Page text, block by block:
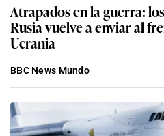
Atrapados en la guerra:
Rusia vuelve a enviar al
Ucrania
BBC News Mundo